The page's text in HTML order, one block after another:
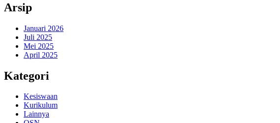
Arsip
Januari 2026
Juli 2025
Mei 2025
April 2025
Kategori
Kesiswaan
Kurikulum
Lainnya